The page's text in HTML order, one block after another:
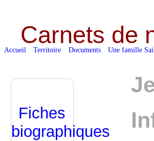
Carnets de
Accueil Territoire Documents Une famille
Fiches
biographiques